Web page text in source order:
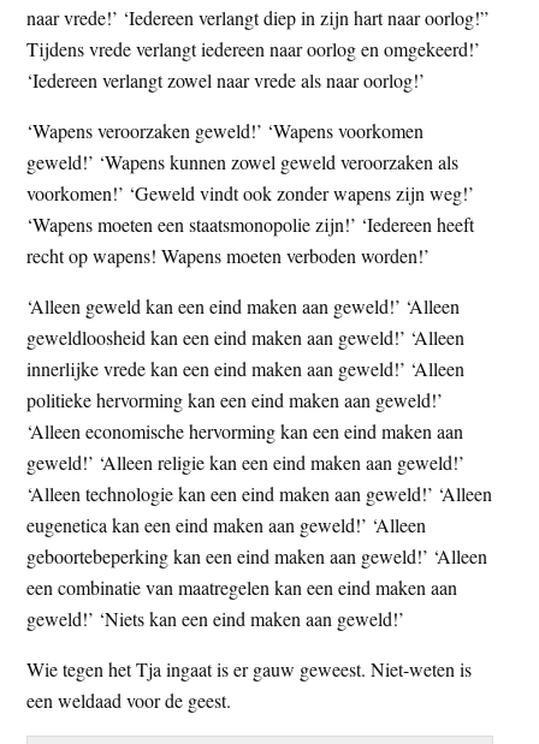
naar vrede!’ ‘Iedereen verlangt diep in zijn hart naar oorlog!”
Tijdens vrede verlangt iedereen naar oorlog en omgekeerd!’
‘Iedereen verlangt zowel naar vrede als naar oorlog!’
‘Wapens veroorzaken geweld!’ ‘Wapens voorkomen
geweld!’ ‘Wapens kunnen zowel geweld veroorzaken als
voorkomen!’ ‘Geweld vindt ook zonder wapens zijn weg!’
‘Wapens moeten een staatsmonopolie zijn!’ ‘Iedereen heeft
recht op wapens! Wapens moeten verboden worden!’
‘Alleen geweld kan een eind maken aan geweld!’ ‘Alleen
geweldloosheid kan een eind maken aan geweld!’ ‘Alleen
innerlijke vrede kan een eind maken aan geweld!’ ‘Alleen
politieke hervorming kan een eind maken aan geweld!’
‘Alleen economische hervorming kan een eind maken aan
geweld!’ ‘Alleen religie kan een eind maken aan geweld!’
‘Alleen technologie kan een eind maken aan geweld!’ ‘Alleen
eugenetica kan een eind maken aan geweld!’ ‘Alleen
geboortebeperking kan een eind maken aan geweld!’ ‘Alleen
een combinatie van maatregelen kan een eind maken aan
geweld!’ ‘Niets kan een eind maken aan geweld!’
Wie tegen het Tja ingaat is er gauw geweest. Niet-weten is
een weldaad voor de geest.